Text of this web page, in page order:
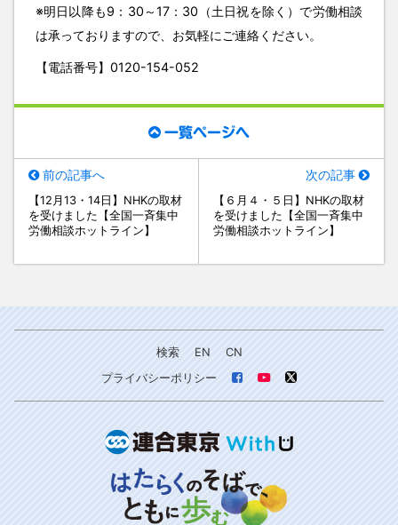
※明日以降も9 ： 30 ～17： 30 （土日祝を除く）で労働相談
は承っておりますので、お気軽にご連絡ください。
【電話番号】 0120-154-052
一覧ページへ
前の記事へ
【12月13・14日】NHKの取材
を受けました【全国一斉集中
労働相談ホットライン】
次の記事
【６月４・５日】NHKの取材
を受けました【全国一斉集中
労働相談ホットライン】
検索 EN
CN
プライバシーポリシー